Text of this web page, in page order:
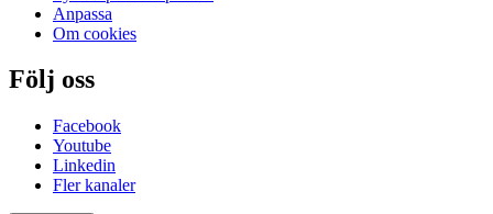
Anpassa
Om cookies
Följ oss
Facebook
Youtube
Linkedin
Fler kanaler